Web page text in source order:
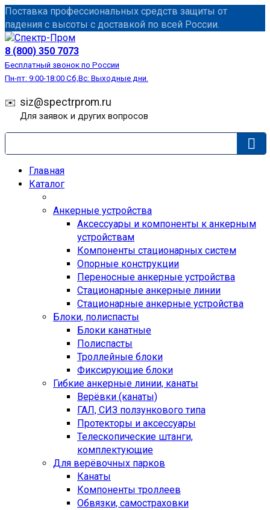
Перейти
к
содержанию
Поставка профессиональных средств защиты от
падения с высоты с доставкой по всей России.
8 (800) 350 7073
Бесплатный звонок по России
Пн-пт: 9:00-18:00 Сб,Вс: Выходные дни.
siz@spectrprom.ru
Для заявок и других вопросов
Главная
Каталог
Анкерные устройства
Аксессуары и компоненты к анкерным
устройствам
Компоненты стационарных систем
Опорные конструкции
Переносные анкерные устройства
Стационарные анкерные линии
Стационарные анкерные устройства
Блоки, полиспасты
Блоки канатные
Полиспасты
Троллейные блоки
Фиксирующие блоки
Гибкие анкерные линии, канаты
Верёвки (канаты)
ГАЛ, СИЗ ползункового типа
Протекторы и аксессуары
Телескопические штанги,
комплектующие
Для верёвочных парков
Канаты
Компоненты троллеев
Обвязки, самостраховки